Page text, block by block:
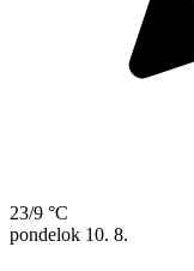
23/9 °C
pondelok 10. 8.